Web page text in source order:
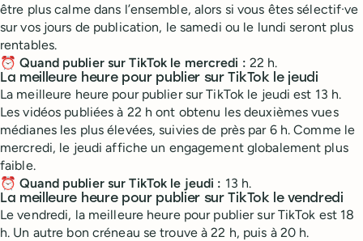
être plus calme dans l’ensemble, alors si vous êtes sélectif·ve
sur vos jours de publication, le samedi ou le lundi seront plus
rentables.
⏰Quand publier sur TikTok le mercredi : 22 h.
La meilleure heure pour publier sur TikTok le jeudi
La meilleure heure pour publier sur TikTok le jeudi est 13 h.
Les vidéos publiées à 22 h ont obtenu les deuxièmes vues
médianes les plus élevées, suivies de près par 6 h. Comme le
mercredi, le jeudi affiche un engagement globalement plus
faible.
⏰Quand publier sur TikTok le jeudi : 13 h.
La meilleure heure pour publier sur TikTok le vendredi
Le vendredi, la meilleure heure pour publier sur TikTok est 18
h. Un autre bon créneau se trouve à 22 h, puis à 20 h.